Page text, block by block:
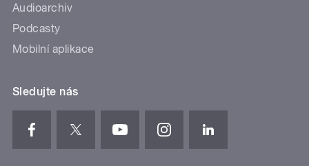
Audioarchiv
Podcasty
Mobilní aplikace
Sledujte nás